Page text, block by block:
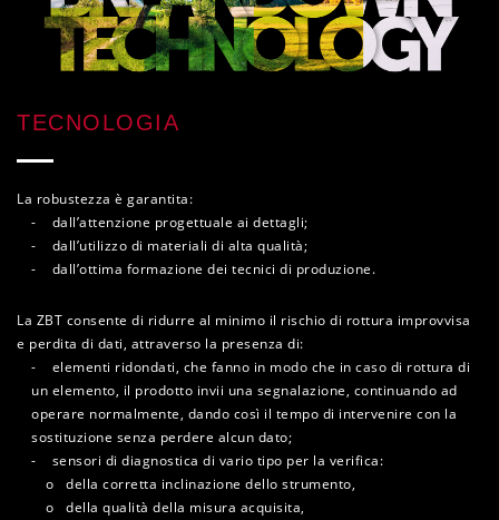
TECNOLOGIA
La robustezza è garantita:
- dall’attenzione progettuale ai dettagli;
- dall’utilizzo di materiali di alta qualità;
- dall’ottima formazione dei tecnici di produzione.
La ZBT consente di ridurre al minimo il rischio di rottura improvvisa
e perdita di dati, attraverso la presenza di:
- elementi ridondati, che fanno in modo che in caso di rottura di
un elemento, il prodotto invii una segnalazione, continuando ad
operare normalmente, dando così il tempo di intervenire con la
sostituzione senza perdere alcun dato;
- sensori di diagnostica di vario tipo per la verifica:
o della corretta inclinazione dello strumento,
o della qualità della misura acquisita,